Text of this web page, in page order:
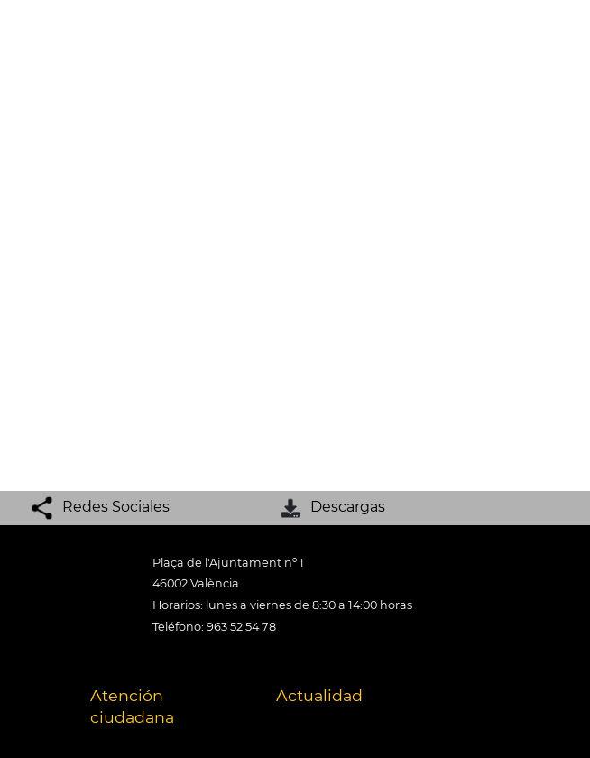
Redes Sociales Descargas
Plaça de l'Ajuntament nº 1
46002 València
Horarios: lunes a viernes de 8:30 a 14:00 horas
Teléfono: 963 52 54 78
Atención
ciudadana
Actualidad